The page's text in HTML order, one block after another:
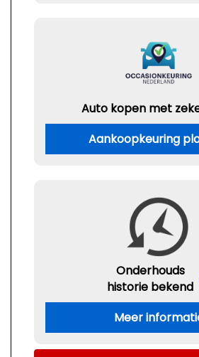
Auto kopen met
Aankoopkeuring
Onderhouds
historie bekend
Meer